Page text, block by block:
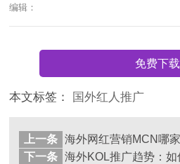
编辑：
免费下载
本文标签： 国外红人推广
上一条
下一条